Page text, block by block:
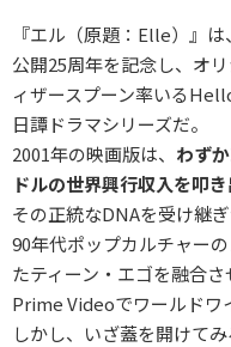
『エル（原題：Elle）』
公開25周年を記念し、オ
ィザースプーン率いる
日譚ドラマシリーズだ。
2001年の映画版は、 わず
ドルの世界興行収入を叩
その正統なDNAを受け継
90年代ポップカルチャー
たティーン・エゴを融合
Prime Videoでワールドワ
しかし、いざ蓋を開けて